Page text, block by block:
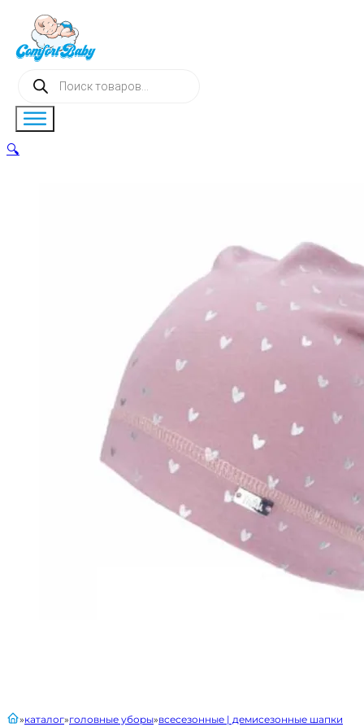
Поиск
товаров
главнаякаталог головные уборы всесезонные | демисезонные шапки
🔍